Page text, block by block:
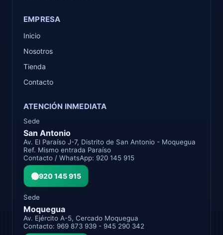
EMPRESA
Inicio
Nosotros
Tienda
Contacto
ATENCIÓN INMEDIATA
Sede
San Antonio
Av. El Paraíso J-7, Distrito de San Antonio - Moquegua
Ref. Mismo entrada Paraíso
Contacto / WhatsApp: 920 145 915
920 145 915
Sede
Moquegua
Av. Ejército A-5, Cercado Moquegua
Contacto: 969 873 939 - 945 290 342